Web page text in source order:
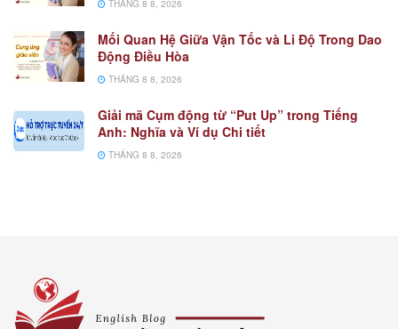
THÁNG 8 8, 2026
Mối Quan Hệ Giữa Vận Tốc và Li Độ Trong Dao
Động Điều Hòa
THÁNG 8 8, 2026
Giải mã Cụm động từ “Put Up” trong Tiếng
Anh: Nghĩa và Ví dụ Chi tiết
THÁNG 8 8, 2026